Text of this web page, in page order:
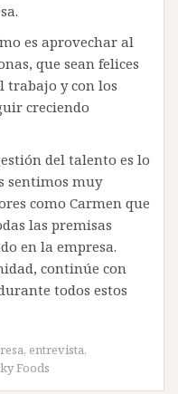
es aprovechar al
que sean felices
trabajo y con los
creciendo
del talento es lo
sentimos muy
como Carmen que
las premisas
en la empresa.
continúe con
todos estos
, entrevista,
Foods